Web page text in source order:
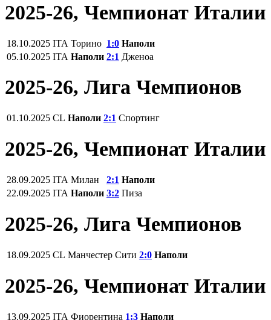
2025-26, Чемпионат Италии
18.10.2025 ITA Торино 1:0 Наполи
05.10.2025 ITA Наполи 2:1 Дженоа
2025-26, Лига Чемпионов
01.10.2025 CL Наполи 2:1 Спортинг
2025-26, Чемпионат Италии
28.09.2025 ITA Милан 2:1 Наполи
22.09.2025 ITA Наполи 3:2 Пиза
2025-26, Лига Чемпионов
18.09.2025 CL Манчестер Сити 2:0 Наполи
2025-26, Чемпионат Италии
13.09.2025 ITA Фиорентина 1:3 Наполи